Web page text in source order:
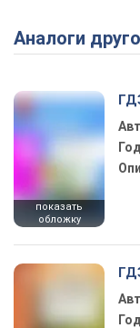
Аналоги
показать
обложку